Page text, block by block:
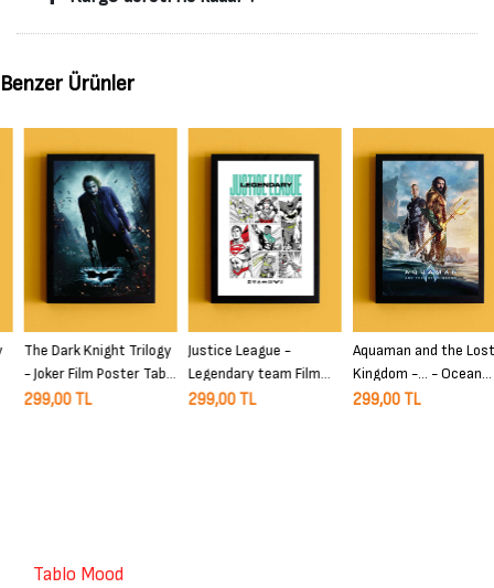
Benzer Ürünler
The Dark Knight Trilogy
- Joker Film Poster Tablo
Siyah Çerçeveli Yüksek
299,00 TL
Justice League -
Legendary team Film
Poster Tablo Siyah
299,00 TL
Aquaman and the Lost
Kingdom -… - Ocean
Master Film Poster
299,00 TL
Tablo Mood